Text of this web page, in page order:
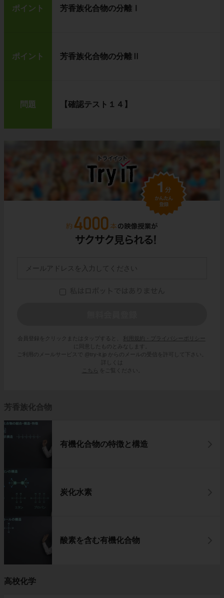
ポイント 芳香族化合物の分離Ⅰ
ポイント 芳香族化合物の分離Ⅱ
問題 【確認テスト１４】
会員登録をクリックまたはタップすると、
利用規約・プライバシーポリシー
に同意したものとみなします。
ご利用のメールサービスで @try-it.jp からのメールの受信を許可して下さい。
詳しくは
こちら
をご覧ください。
芳香族化合物
有機化合物の特徴と構造
炭化水素
酸素を含む有機化合物
高校化学